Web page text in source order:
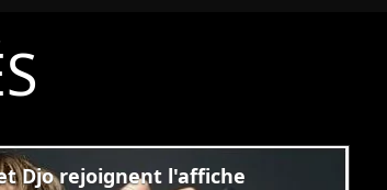
Djo rejoignent l'affiche